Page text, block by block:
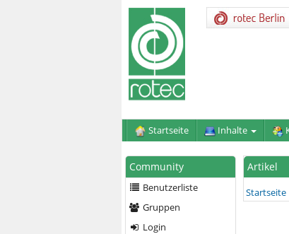
Startseite Inhalte
Community
Benutzerliste
Gruppen
Login
Artikel
Startseite